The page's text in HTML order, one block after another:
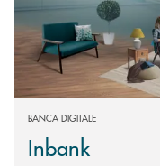
BANCA DIGITALE
Inbank